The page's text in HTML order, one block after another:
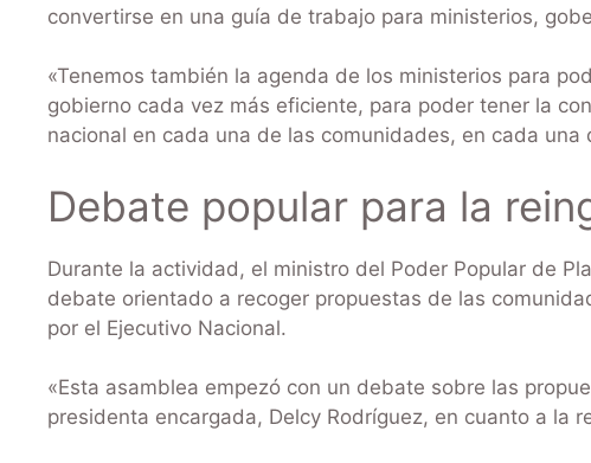
convertirse en una guía de trabajo para ministerios,
«Tenemos también la agenda de los ministerios para
gobierno cada vez más eficiente, para poder tener la
nacional en cada una de las comunidades, en cada una
Debate popular para la
Durante la actividad, el ministro del Poder Popular de
debate orientado a recoger propuestas de las
por el Ejecutivo Nacional.
«Esta asamblea empezó con un debate sobre las
presidenta encargada, Delcy Rodríguez, en cuanto a la